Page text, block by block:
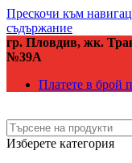
Прескочи към
съдържание
гр. Пловдив, жк.
№39А
Платете в брой
Изберете категория